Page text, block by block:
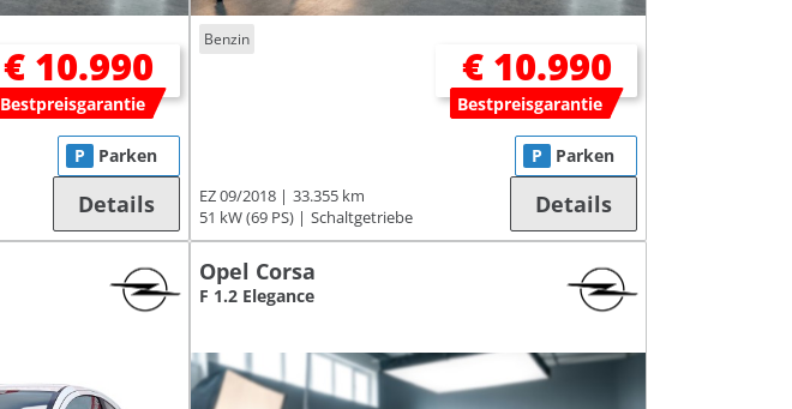
€ 10.990
Bestpreisgarantie
P Parken
Details
Benzin
€ 10.990
Bestpreisgarantie
EZ 09/2018
33.355 km
51 kW (69 PS)
Schaltgetriebe
P Parken
Details
Opel Corsa
F 1.2 Elegance